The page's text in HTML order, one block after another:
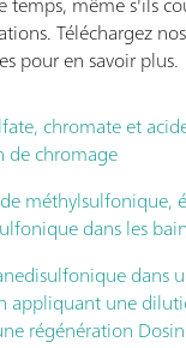
Téléchargez
pour en savoir plus.
chromate et
de chromage
méthylsulfonique,
dans les
dans
appliquant une
régénération